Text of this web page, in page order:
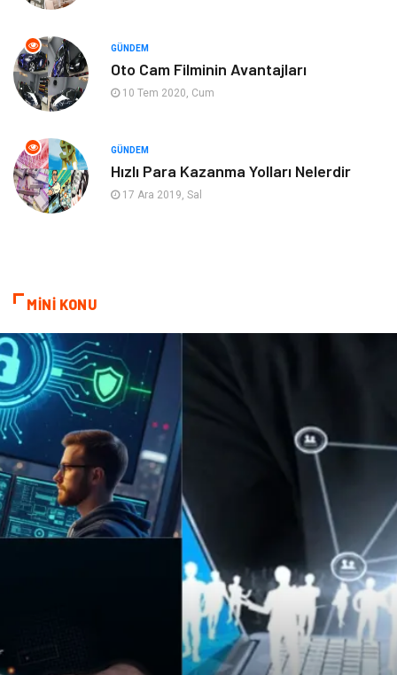
Hediyelik Eşya
Bilişim
Alüminyum Nakliyat
Bebek Giyim
Moda
Telekomünikasyon
Periyodik Kontrol
GÜNDEM
Oto Cam Filminin Avantajları
10 Tem 2020, Cum
GÜNDEM
Hızlı Para Kazanma Yolları Nelerdir
17 Ara 2019, Sal
MİNİ KONU